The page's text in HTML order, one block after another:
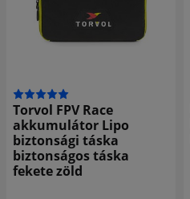
Torvol FPV Race
akkumulátor Lipo
biztonsági táska
biztonságos táska
fekete zöld